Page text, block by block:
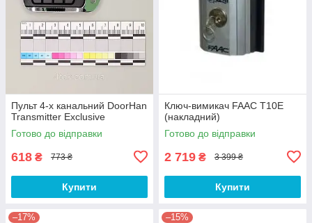
Пульт 4-х канальний DoorHan
Transmitter Exclusive
Готово до відправки
618 ₴ 773 ₴
Купити
Ключ-вимикач FAAC T10E
(накладний)
Готово до відправки
2 719 ₴ 3 399 ₴
Купити
–17% –15%